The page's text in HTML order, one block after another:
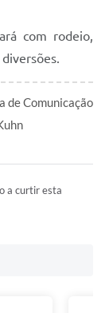
com rodeio,
de Comunicação
a curtir esta